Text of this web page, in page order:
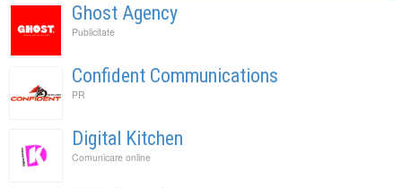
Ghost Agency
Publicitate
Confident Communications
PR
Digital Kitchen
Comunicare online